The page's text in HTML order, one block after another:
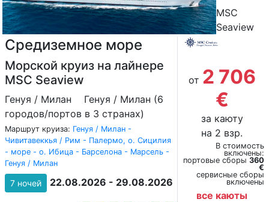
MSC
Seaview
Средиземное море
Морской круиз на лайнере
MSC Seaview
Генуя / Милан
Генуя / Милан (6
городов/портов в 3 странах)
Маршрут круиза: Генуя / Милан -
Чивитавеккья / Рим - Палермо, о. Сицилия
- море - о. Ибица - Барселона - Марсель -
Генуя / Милан
7 ночей 22.08.2026 - 29.08.2026
от 2 706
€
за каюту
на 2 взр.
В стоимость
включены:
портовые сборы 360
€
сервисные сборы
включены
все каюты